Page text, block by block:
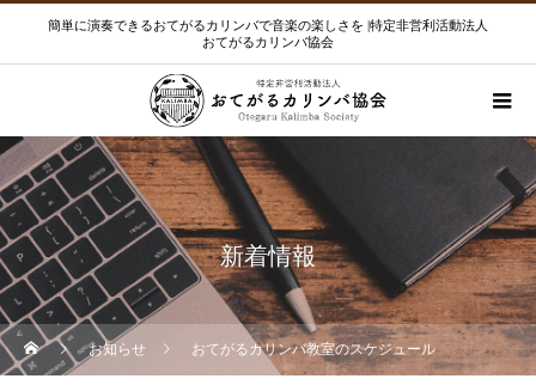
簡単に演奏できるおてがるカリンバで音楽の楽しさを |特定非営利活動法人
おてがるカリンバ協会
新着情報
お知らせ おてがるカリンバ教室のスケジュール